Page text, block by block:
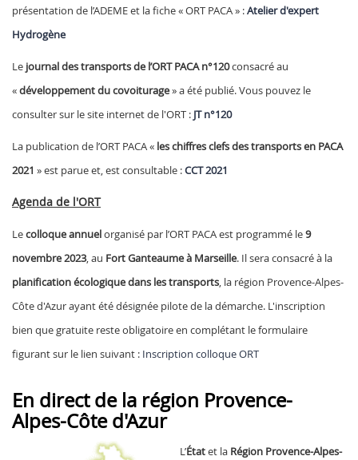
présentation de l’ADEME et la fiche « ORT PACA » :Atelier d'expert
Hydrogène
Le journal des transports de l’ORT PACA n°120consacré au
«développement du covoiturage» a été publié. Vous pouvez le
consulter sur le site internet de l'ORT : JT n°120
La publication de l’ORT PACA « les chiffres clefs des transports en PACA
2021 » est parue et, est consultable :CCT 2021
Agenda de l'ORT
Lecolloque annuelorganisé par l’ORT PACA est programmé le9
novembre 2023, au Fort Ganteaume à Marseille. Il sera consacré à la
planification écologique dans les transports, la région Provence-Alpes-
Côte d'Azur ayant été désignée pilote de la démarche. L'inscription
bien que gratuite reste obligatoire en complétant le formulaire
figurant sur le lien suivant : Inscription colloque ORT
En direct de la région Provence-
Alpes-Côte d'Azur
L’Étatet la Région Provence-Alpes-